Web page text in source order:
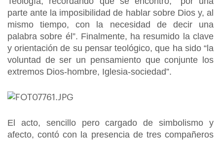
parte ante la imposibilidad de hablar sobre Dios y, al
mismo tiempo, con la necesidad de decir una
palabra sobre él”. Finalmente, ha resumido la clave
y orientación de su pensar teológico, que ha sido “la
voluntad de ser un pensamiento que conjunte los
extremos Dios-hombre, Iglesia-sociedad”.
El acto, sencillo pero cargado de simbolismo y
afecto, contó con la presencia de tres compañeros